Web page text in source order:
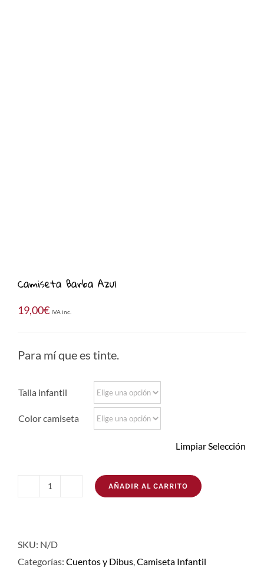
Camiseta Barba Azul
19,00€ IVA inc.
Para mí que es tinte.
Talla infantil
Color camiseta
Limpiar Selección
cantidad
AÑADIR AL CARRITO
SKU: N/D
Categorías: Cuentos y Dibus,Camiseta Infantil